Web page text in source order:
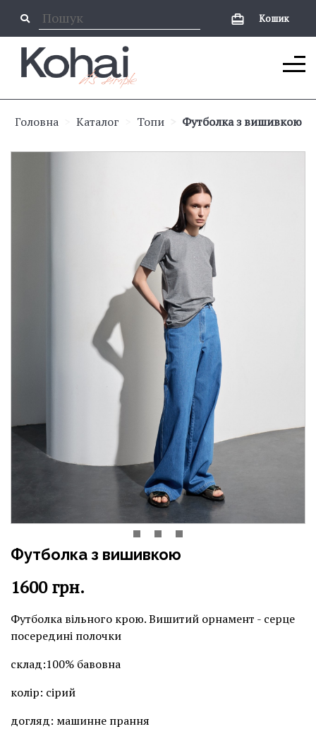
Кошик
Головна Каталог Топи Футболка з вишивкою
Футболка з вишивкою
1600грн.
Футболка вільного крою. Вишитий орнамент - серце
посередині полочки
склад:100% бавовна
колір: сірий
догляд: машинне прання